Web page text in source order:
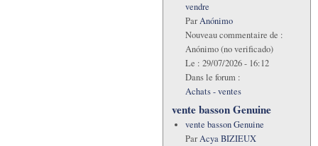
vendre
ParAnónimo
Nouveau commentaire de :
Anónimo (no verificado)
Le : 29/07/2026 - 16:12
Dans le forum :
Achats - ventes
vente basson Genuine
vente basson Genuine
ParAcya BIZIEUX